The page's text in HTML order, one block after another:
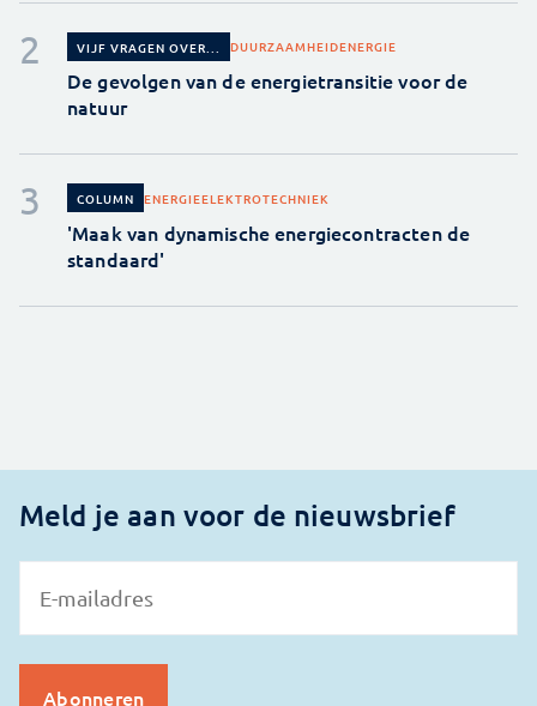
VIJF VRAGEN OVER... DUURZAAMHEIDENERGIE
De gevolgen van de energietransitie voor de
natuur
COLUMN ENERGIEELEKTROTECHNIEK
'Maak van dynamische energiecontracten de
standaard'
Meld je aan voor de nieuwsbrief